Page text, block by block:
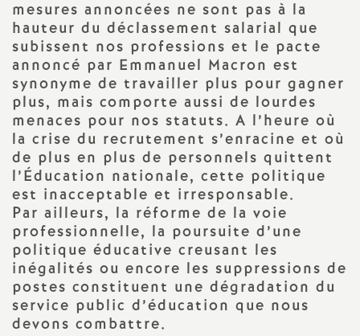
l
d
e
s
E
n
s
e
mesures annoncées ne sont pas à la
hauteur du déclassement salarial que
subissent nos professions et le pacte
annoncé par Emmanuel Macron est
synonyme de travailler plus pour gagner
plus, mais comporte aussi de lourdes
menaces pour nos statuts. A l’heure où
la crise du recrutement s’enracine et où
de plus en plus de personnels quittent
l’Éducation nationale, cette politique
est inacceptable et irresponsable.
Par ailleurs, la réforme de la voie
professionnelle, la poursuite d’une
politique éducative creusant les
inégalités ou encore les suppressions de
postes constituent une dégradation du
service public d’éducation que nous
devons combattre.